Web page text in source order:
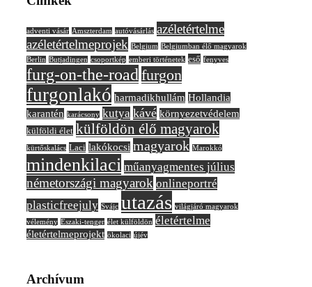
adventi vásár Amszterdam autóvásárlás azéletértelme
azéletértelmeprojek Belgium Belgiumban élő magyarok
Berlin Butjadingen csoportkép emberi történetek eső fenyves
furg-on-the-road furgon
furgonlakó harmadikhullám Hollandia
karantén karácsony kutya kávé környezetvédelem
külföldi élet külföldön élő magyarok
kürtőskalács Laci lakókocsi magyarok Marokkó
mindenkilaci műanyagmentes július
németországi magyarok onlineportré
plasticfreejuly Svájc utazás világjáró magyarok
vélemény Északi-tenger élet külföldön életértelme
életértelmeprojekt ökolaci újév
Archívum